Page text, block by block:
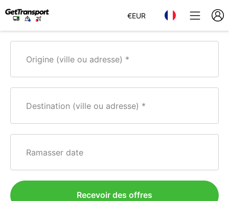
€EUR
Origine (ville ou adresse)
Destination (ville ou adresse)
Ramasser date
Recevoir des offres